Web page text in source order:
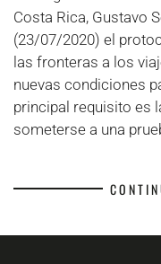
Costa Rica, Gustavo
(23/07/2020) el
las fronteras a los
nuevas condiciones
principal requisito es
someterse a una